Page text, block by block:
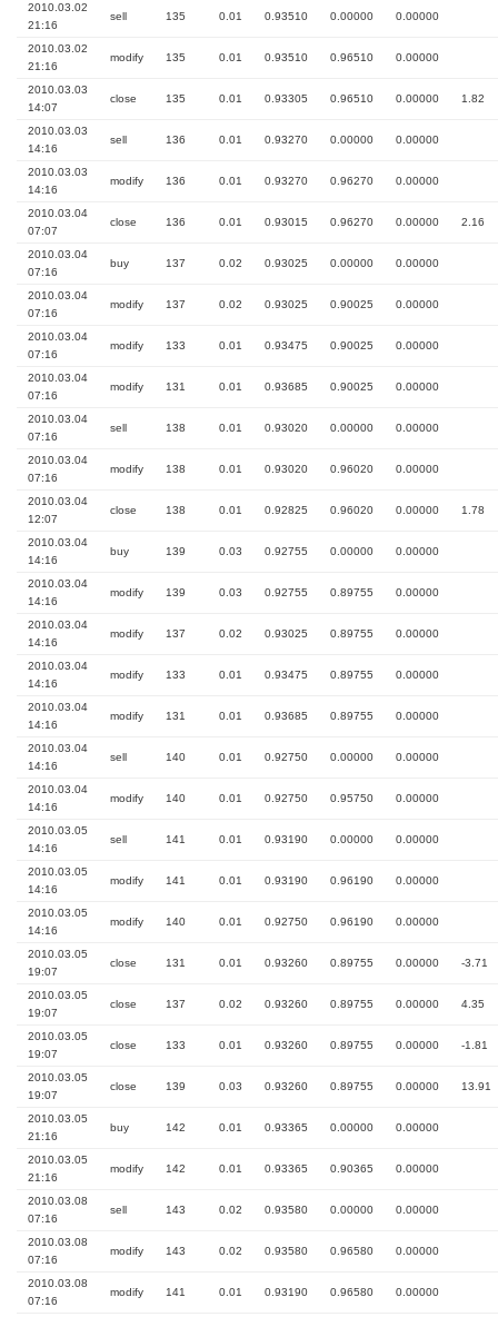
2010.03.02
21:16
sell 135 0.01 0.93510 0.00000 0.00000
2010.03.02
21:16
modify 135 0.01 0.93510 0.96510 0.00000
2010.03.03
14:07
close 135 0.01 0.93305 0.96510 0.00000 1.82
2010.03.03
14:16
sell 136 0.01 0.93270 0.00000 0.00000
2010.03.03
14:16
modify 136 0.01 0.93270 0.96270 0.00000
2010.03.04
07:07
close 136 0.01 0.93015 0.96270 0.00000 2.16
2010.03.04
07:16
buy 137 0.02 0.93025 0.00000 0.00000
2010.03.04
07:16
modify 137 0.02 0.93025 0.90025 0.00000
2010.03.04
07:16
modify 133 0.01 0.93475 0.90025 0.00000
2010.03.04
07:16
modify 131 0.01 0.93685 0.90025 0.00000
2010.03.04
07:16
sell 138 0.01 0.93020 0.00000 0.00000
2010.03.04
07:16
modify 138 0.01 0.93020 0.96020 0.00000
2010.03.04
12:07
close 138 0.01 0.92825 0.96020 0.00000 1.78
2010.03.04
14:16
buy 139 0.03 0.92755 0.00000 0.00000
2010.03.04
14:16
modify 139 0.03 0.92755 0.89755 0.00000
2010.03.04
14:16
modify 137 0.02 0.93025 0.89755 0.00000
2010.03.04
14:16
modify 133 0.01 0.93475 0.89755 0.00000
2010.03.04
14:16
modify 131 0.01 0.93685 0.89755 0.00000
2010.03.04
14:16
sell 140 0.01 0.92750 0.00000 0.00000
2010.03.04
14:16
modify 140 0.01 0.92750 0.95750 0.00000
2010.03.05
14:16
sell 141 0.01 0.93190 0.00000 0.00000
2010.03.05
14:16
modify 141 0.01 0.93190 0.96190 0.00000
2010.03.05
14:16
modify 140 0.01 0.92750 0.96190 0.00000
2010.03.05
19:07
close 131 0.01 0.93260 0.89755 0.00000 -3.71
2010.03.05
19:07
close 137 0.02 0.93260 0.89755 0.00000 4.35
2010.03.05
19:07
close 133 0.01 0.93260 0.89755 0.00000 -1.81
2010.03.05
19:07
close 139 0.03 0.93260 0.89755 0.00000 13.91
2010.03.05
21:16
buy 142 0.01 0.93365 0.00000 0.00000
2010.03.05
21:16
modify 142 0.01 0.93365 0.90365 0.00000
2010.03.08
07:16
sell 143 0.02 0.93580 0.00000 0.00000
2010.03.08
07:16
modify 143 0.02 0.93580 0.96580 0.00000
2010.03.08
07:16
modify 141 0.01 0.93190 0.96580 0.00000